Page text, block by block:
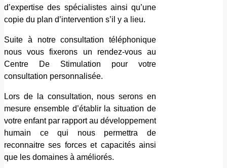
d’expertise des spécialistes ainsi qu’une
copie du plan d’intervention s’il y a lieu.
Suite à notre consultation téléphonique
nous vous fixerons un rendez-vous au
Centre De Stimulation pour votre
consultation personnalisée.
Lors de la consultation, nous serons en
mesure ensemble d’établir la situation de
votre enfant par rapport au développement
humain ce qui nous permettra de
reconnaitre ses forces et capacités ainsi
que les domaines à améliorés.